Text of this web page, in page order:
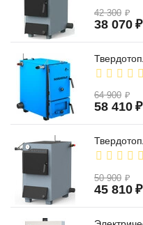
42 300 ₽
38 070 ₽
64 900 ₽
58 410 ₽
50 900 ₽
45 810 ₽